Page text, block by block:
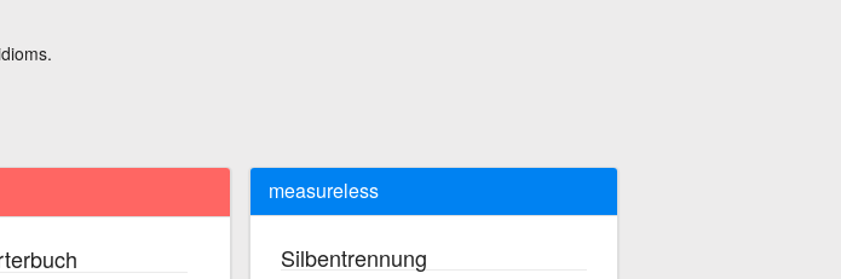
measureless
Silbentrennung